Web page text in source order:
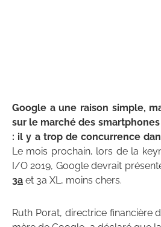
Google a une raison simple,
sur le marché des
: il y a trop de concurrence
Le mois prochain, lors de la
I/O 2019, Google devrait
3a et 3a XL, moins chers.
Ruth Porat, directrice financière